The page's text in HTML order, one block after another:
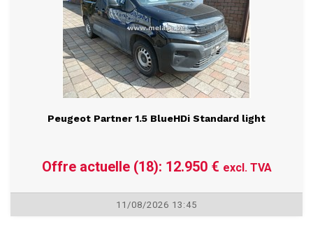
Peugeot Partner 1.5 BlueHDi Standard light
Offre actuelle (18): 12.950 €excl. TVA